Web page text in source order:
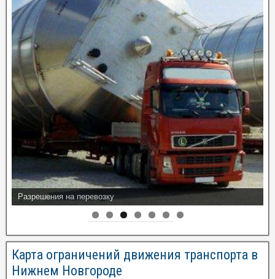
Разрешения на перевозку
Карта ограничений движения транспорта в
Нижнем Новгороде